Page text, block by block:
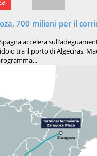
700 milioni per il
accelera
tra il porto di Algeciras,